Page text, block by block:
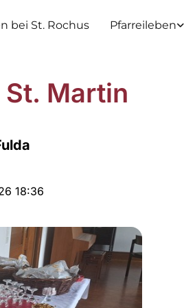
bei St. Rochus Pfarreileben
Martin
18:36